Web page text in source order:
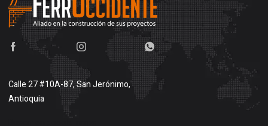
Calle 27 #10A-87, San Jerónimo,
Antioquia